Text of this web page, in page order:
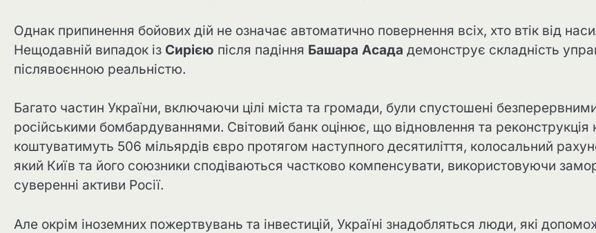
Однак припинення бойових дій не означає автоматично повернення всіх, хто втік від
Нещодавній випадок із Сирією після падіння Башара Асада демонструє складність
післявоєнною реальністю.
Багато частин України, включаючи цілі міста та громади, були спустошені
російськими бомбардуваннями. Світовий банк оцінює, що відновлення та реконструкція
коштуватимуть 506 мільярдів євро протягом наступного десятиліття, колосальний
який Київ та його союзники сподіваються частково компенсувати, використовуючи
суверенні активи Росії.
Але окрім іноземних пожертвувань та інвестицій, Україні знадобляться люди, які